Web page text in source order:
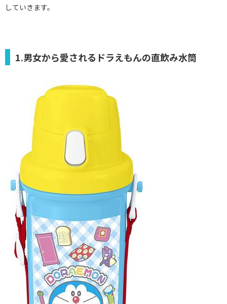
していきます。
1.男女から愛されるドラえもんの直飲み水筒